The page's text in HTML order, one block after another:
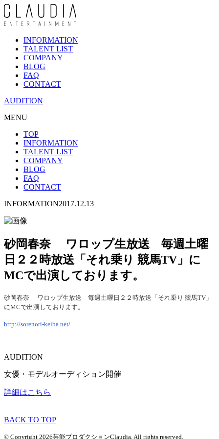
INFORMATION
TALENT LIST
COMPANY
BLOG
FAQ
CONTACT
AUDITION
MENU
TOP
INFORMATION
TALENT LIST
COMPANY
BLOG
FAQ
CONTACT
INFORMATION2017.12.13
砂岡春奈 ワロップ生放送 毎週土曜
日２２時放送「それ乗り 競馬TV」に
MCで出演しております。
砂岡春奈 ワロップ生放送 毎週土曜日２２時放送「それ乗り 競馬TV」
にMCで出演しております。
http://sorenori-keiba.net/
AUDITION
女優・モデルオーディション開催
詳細はこちら
BACK TO TOP
© Copyright 2026芸能プロダクションClaudia. All rights reserved.